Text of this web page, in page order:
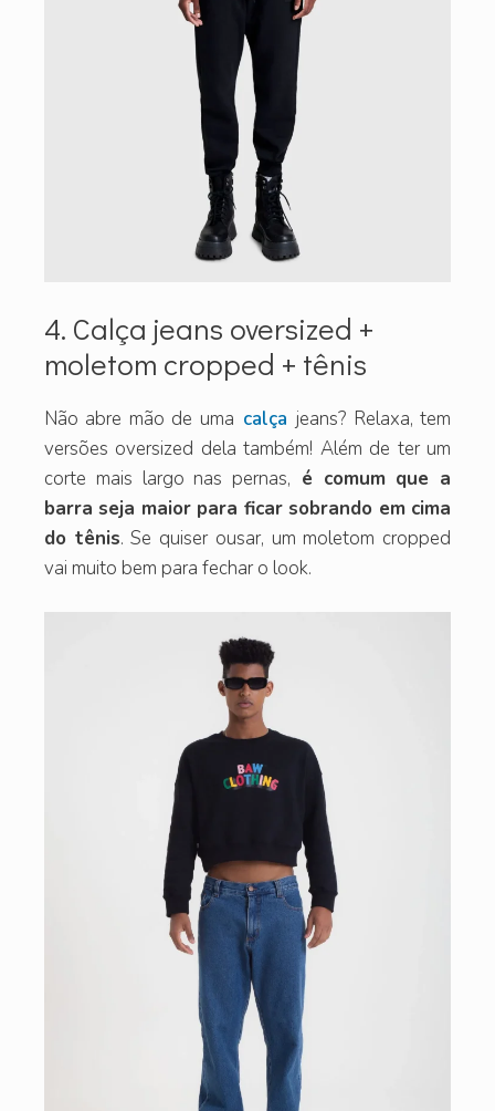
4. Calça jeans oversized +
moletom cropped + tênis
Não abre mão de uma calça jeans? Relaxa, tem
versões oversized dela também! Além de ter um
corte mais largo nas pernas, é comum que a
barra seja maior para ficar sobrando em cima
do tênis. Se quiser ousar, um moletom cropped
vai muito bem para fechar o look.